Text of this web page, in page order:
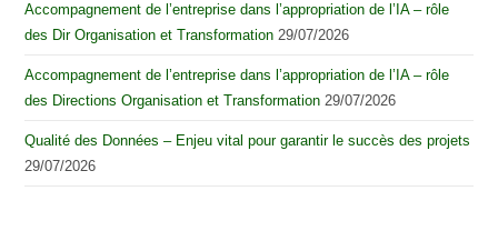
Accompagnement de l’entreprise dans l’appropriation de l’IA – rôle
des Dir Organisation et Transformation 29/07/2026
Accompagnement de l’entreprise dans l’appropriation de l’IA – rôle
des Directions Organisation et Transformation 29/07/2026
Qualité des Données – Enjeu vital pour garantir le succès des projets
29/07/2026